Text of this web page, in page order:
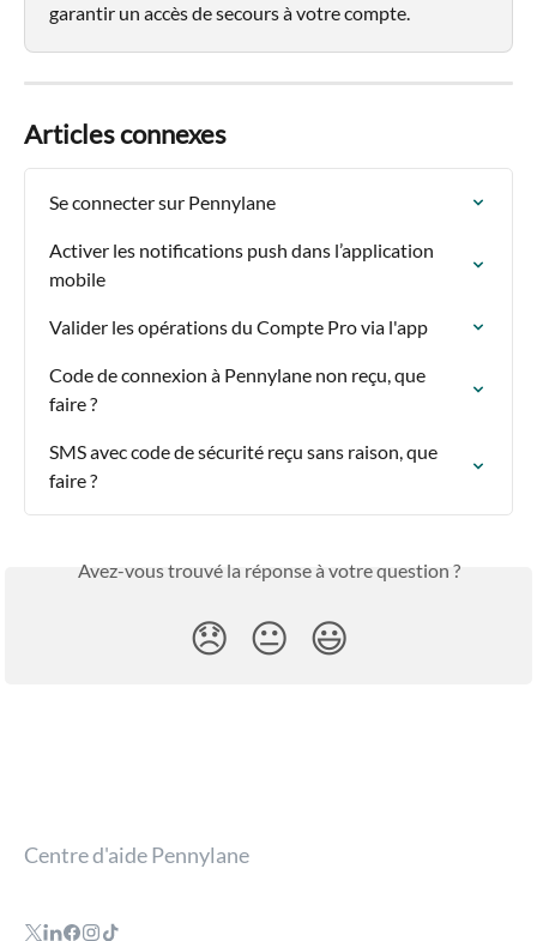
garantir un accès de secours à votre compte.
Articles connexes
Se connecter sur Pennylane
Activer les notifications push dans l’application
mobile
Valider les opérations du Compte Pro via l'app
Code de connexion à Pennylane non reçu, que
faire ?
SMS avec code de sécurité reçu sans raison, que
faire ?
Avez-vous trouvé la réponse à votre question ?
😞 😐 😃
Centre d'aide Pennylane